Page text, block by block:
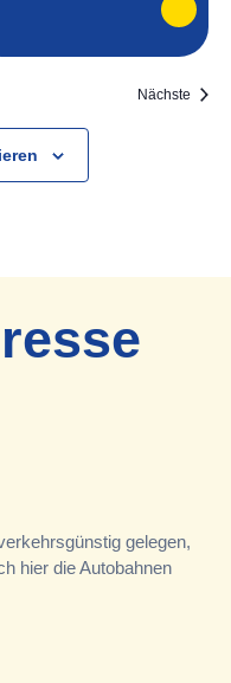
Nächste
gelegen,
hier die Autobahnen